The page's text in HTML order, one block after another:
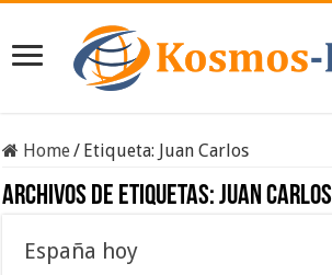
Home/ Etiqueta: Juan Carlos
Archivos de etiquetas:Juan Carlos
España hoy